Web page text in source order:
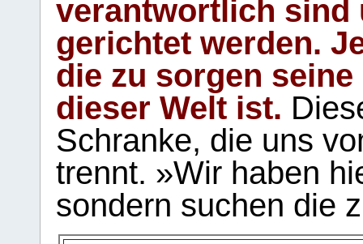
verantwortlich sind
gerichtet werden.
die zu sorgen
dieser Welt ist.
Schranke, die uns
trennt. »Wir haben
sondern suchen die